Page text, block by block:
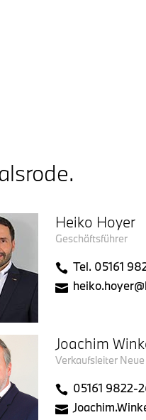
Heiko Hoyer
Geschäftsführer
Tel. 05161
Joachim
Verkaufsleiter
05161 9822-